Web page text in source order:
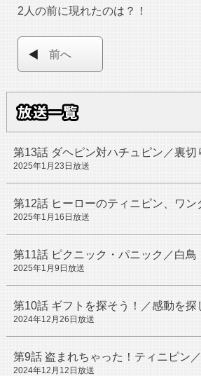
2人の前に現れたのは？！
前へ
第13話 ダヘピン対ハチュピン／裏切
2025年1月23日放送
第12話 ヒーローのティニピン、ワ
2025年1月16日放送
第11話 ピクニック・パニック／白鳥
2025年1月9日放送
第10話 ギフトを探そう！／感動を探
2024年12月26日放送
第9話 盗まれちゃった！ティニピン
2024年12月12日放送